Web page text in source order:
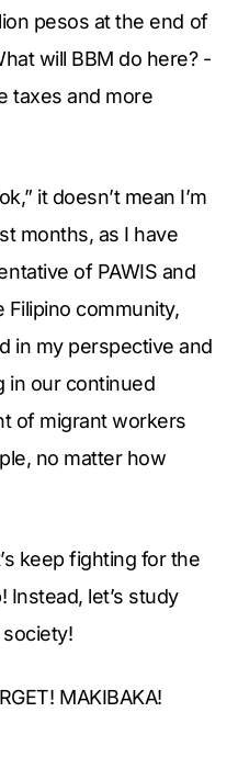
pesos at the end of
will BBM do here? -
taxes and more
it doesn’t mean I’m
months, as I have
of PAWIS and
community,
in my perspective and
in our continued
of migrant workers
no matter how
keep fighting for the
Instead, let’s study
MAKIBAKA!